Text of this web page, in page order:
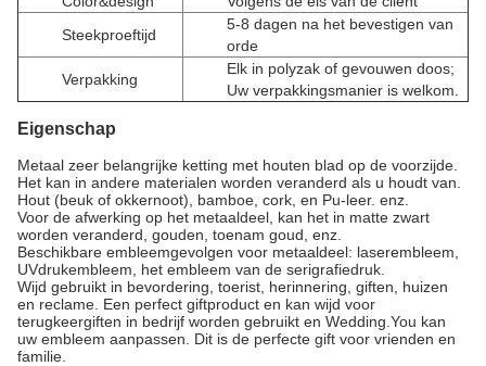
Steekproeftijd
5-8 dagen na het bevestigen van
orde
Verpakking
Elk in polyzak of gevouwen doos;
Uw verpakkingsmanier is welkom.
Eigenschap
Metaal zeer belangrijke ketting met houten blad op de voorzijde.
Het kan in andere materialen worden veranderd als u houdt van.
Hout (beuk of okkernoot), bamboe, cork, en Pu-leer. enz.
Voor de afwerking op het metaaldeel, kan het in matte zwart
worden veranderd, gouden, toenam goud, enz.
Beschikbare embleemgevolgen voor metaaldeel: laserembleem,
UVdrukembleem, het embleem van de serigrafiedruk.
Wijd gebruikt in bevordering, toerist, herinnering, giften, huizen
en reclame. Een perfect giftproduct en kan wijd voor
terugkeergiften in bedrijf worden gebruikt en Wedding.You kan
uw embleem aanpassen. Dit is de perfecte gift voor vrienden en
familie.